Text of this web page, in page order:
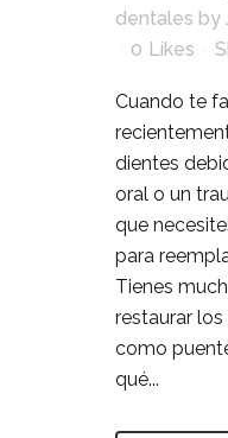
dentales by
0 Likes
Cuando te
dientes
oral o un
que
para
Tienes
restaurar
como
qué...